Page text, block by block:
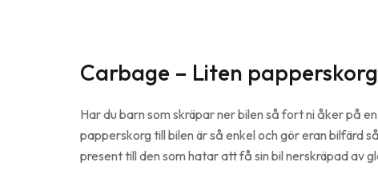
Carbage – Liten
Har du barn som skräpar ner bilen så fort ni åker på
papperskorg till bilen är så enkel och gör eran bilfärd
present till den som hatar att få sin bil nerskräpad av